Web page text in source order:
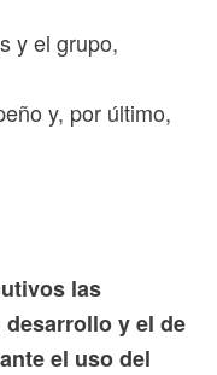
y el grupo,
y, por último,
las
y el de
el uso del